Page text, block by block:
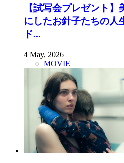
【試写会プレゼント
にしたお針子たちの人
ド...
4 May, 2026
MOVIE